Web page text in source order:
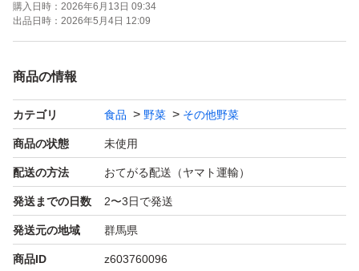
す！
購入日時： 2026年6月13日 09:34
出品日時： 2026年5月4日 12:09
商品の情報
カテゴリ 食品 野菜 その他野菜
商品の状態 未使用
配送の方法 おてがる配送（ヤマト運輸）
発送までの日数 2〜3日で発送
発送元の地域 群馬県
商品ID z603760096